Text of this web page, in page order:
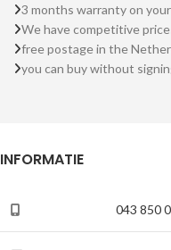
3 months warranty on
We have competitive
free postage in the
you can buy without
INFORMATIE
043 850